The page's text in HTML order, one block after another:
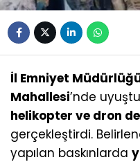
İl Emniyet
Mahallesi’nde
helikopter ve dron
gerçekleştirdi.
yapılan baskınlarda